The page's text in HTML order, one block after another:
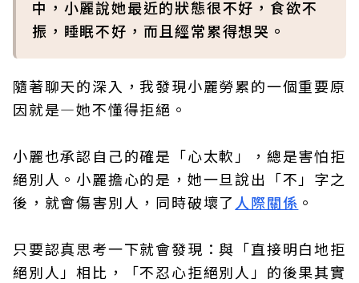
中，小麗說她最近的狀態很不好，食欲不
振，睡眠不好，而且經常累得想哭。
隨著聊天的深入，我發現小麗勞累的一個重要原
因就是—她不懂得拒絕。
小麗也承認自己的確是「心太軟」，總是害怕拒
絕別人。小麗擔心的是，她一旦說出「不」字之
後，就會傷害別人，同時破壞了 人際關係 。
只要認真思考一下就會發現：與「直接明白地拒
絕別人」相比，「不忍心拒絕別人」的後果其實